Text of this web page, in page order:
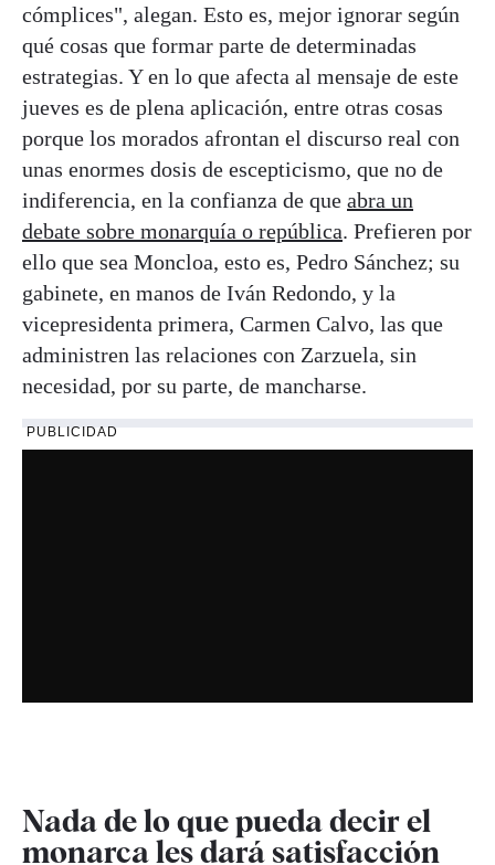
cómplices", alegan. Esto es, mejor ignorar según
qué cosas que formar parte de determinadas
estrategias. Y en lo que afecta al mensaje de este
jueves es de plena aplicación, entre otras cosas
porque los morados afrontan el discurso real con
unas enormes dosis de escepticismo, que no de
indiferencia, en la confianza de que abra un
debate sobre monarquía o república. Prefieren por
ello que sea Moncloa, esto es, Pedro Sánchez; su
gabinete, en manos de Iván Redondo, y la
vicepresidenta primera, Carmen Calvo, las que
administren las relaciones con Zarzuela, sin
necesidad, por su parte, de mancharse.
PUBLICIDAD
Nada de lo que pueda decir el
monarca les dará satisfacción